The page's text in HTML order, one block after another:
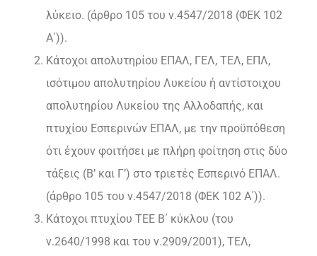
λύκειο. (άρθρο 105 του ν.4547/2018 (ΦΕΚ 102
Α΄)).
Κάτοχοι απολυτηρίου ΕΠΑΛ, ΓΕΛ, ΤΕΛ, ΕΠΛ,
ισότιμου απολυτηρίου Λυκείου ή αντίστοιχου
απολυτηρίου Λυκείου της Αλλοδαπής, και
πτυχίου Εσπερινών ΕΠΑΛ, με την προϋπόθεση
ότι έχουν φοιτήσει με πλήρη φοίτηση στις δύο
τάξεις (Β’ και Γ’) στο τριετές Εσπερινό ΕΠΑΛ.
(άρθρο 105 του ν.4547/2018 (ΦΕΚ 102 Α΄)).
Κάτοχοι πτυχίου ΤΕΕ Β΄ κύκλου (του
ν.2640/1998 και του ν.2909/2001), ΤΕΛ,